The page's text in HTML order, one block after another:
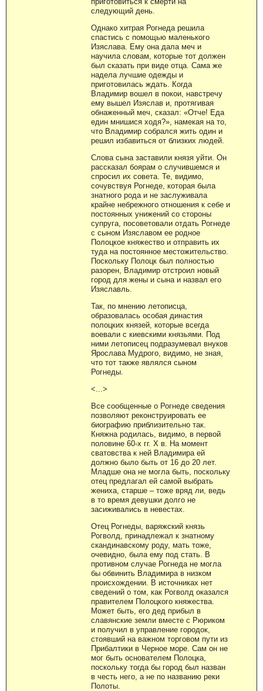
следующий день.
Однако хитрая Рогнеда решила
спастись с помощью маленького
Изяслава. Ему она дала меч и
научила словам, которые тот должен
был сказать при виде отца. Сама же
надела лучшие одежды и
приготовилась ждать. Когда
Владимир вошел в покои, навстречу
ему вышел Изяслав и, протягивая
обнаженный меч, сказал: «Отче! Еда
един мнишися ходя?», намекая на то,
что Владимир собрался жить один и
решил избавиться от близких людей.
Слова сына заставили князя уйти. Он
рассказал боярам о случившемся и
спросил их совета. Те, видимо,
сочувствуя Рогнеде, которая была
знатного рода и не заслуживала
крайне небрежного отношения к себе и
постоянных унижений со стороны
супруга, посоветовали отдать Рогнеде
с сыном Изяславом ее родное
Полоцкое княжество и отправить их
туда на постоянное местожительство.
Поскольку Полоцк был полностью
разорен, Владимир отстроил новый
город для жены и сына и назвал его
Изяславль.
Так, по мнению летописца,
образовалась особая династия
полоцких князей, которые всегда
воевали с киевскими князьями. Под
ними летописец подразумевал внуков
Ярослава Мудрого, видимо, не зная,
что тот также являлся сыном
Рогнеды.
<...>
Все сообщенные о Рогнеде сведения
позволяют реконструировать ее
биографию приблизительно так.
Княжна родилась, видимо, в первой
половине 60-х гг. X в. На момент
сватовства к ней Владимира ей
должно было быть от 16 до 20 лет.
Младше она не могла быть, поскольку
отец предлагал ей самой выбрать
жениха, старше – тоже вряд ли, ведь
в то время девушки долго не
засиживались в невестах.
Отец Рогнеды, варяжский князь
Рогволд, принадлежал к знатному
скандинавскому роду, мать тоже,
очевидно, была ему под стать. В
противном случае Рогнеда не могла
бы обвинить Владимира в низком
происхождении. В источниках нет
сведений о том, как Рогволд оказался
правителем Полоцкого княжества.
Может быть, его дед прибыл в
славянские земли вместе с Рюриком
и получил в управление городок,
стоявший на важном торговом пути из
Прибалтики в Черное море. Сам он не
мог быть основателем Полоцка,
поскольку тогда бы город был назван
в честь него, а не по названию реки
Полоты.